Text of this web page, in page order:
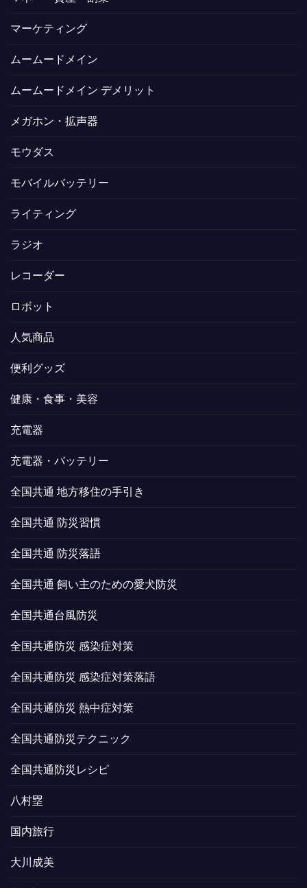
マーケティング
ムームードメイン
ムームードメイン デメリット
メガホン・拡声器
モウダス
モバイルバッテリー
ライティング
ラジオ
レコーダー
ロボット
人気商品
便利グッズ
健康・食事・美容
充電器
充電器・バッテリー
全国共通 地方移住の手引き
全国共通 防災習慣
全国共通 防災落語
全国共通 飼い主のための愛犬防災
全国共通台風防災
全国共通防災 感染症対策
全国共通防災 感染症対策落語
全国共通防災 熱中症対策
全国共通防災テクニック
全国共通防災レシピ
八村塁
国内旅行
大川成美